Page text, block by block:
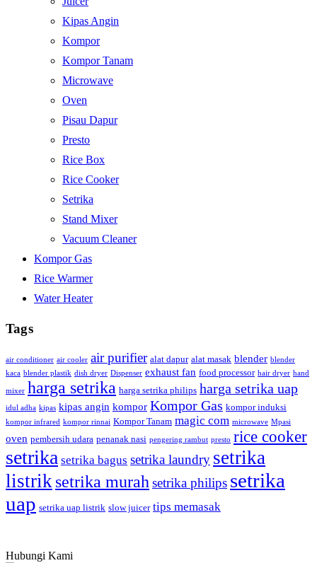
Kipas Angin
Kompor
Kompor Tanam
Microwave
Oven
Pisau Dapur
Presto
Rice Box
Rice Cooker
Setrika
Stand Mixer
Vacuum Cleaner
Kompor Gas
Rice Warmer
Water Heater
Tags
air conditioner air cooler air purifier alat dapur alat masak blender blender
kaca blender plastik dish dryer Dispenser exhaust fan food processor hair dryer hand
mixer harga setrika harga setrika philips harga setrika uap
idul adha kipas kipas angin kompor Kompor Gas kompor induksi
kompor infrared kompor rinnai Kompor Tanam magic com microwave Mpasi
oven pembersih udara penanak nasi pengering rambut presto rice cooker
setrika setrika bagus setrika laundry setrika
listriksetrika murah setrika philips setrika
uap setrika uap listrik slow juicer tips memasak
Hubungi Kami